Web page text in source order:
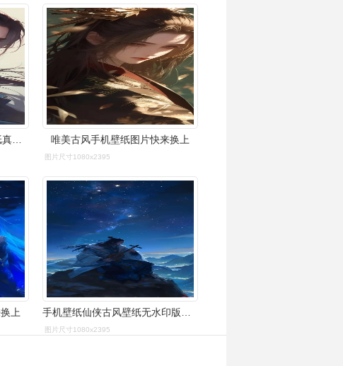
手机壁纸超仙超美的古风壁纸真的绝了 唯美古风手机壁纸图片快来换上
图片尺寸1080x2395
上 手机壁纸仙侠古风壁纸无水印版直接保存
图片尺寸1080x2395